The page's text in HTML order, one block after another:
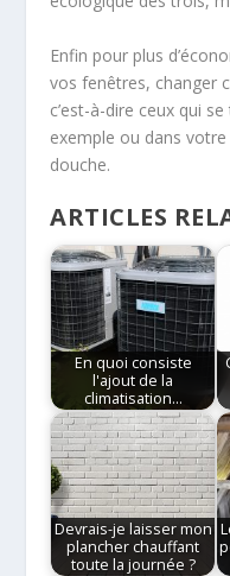
Enfin pour plus
vos fenêtres, changer
c’est-à-dire ceux qui
exemple ou dans
douche.
ARTICLES
En quoi consiste
l'ajout de la
climatisation…
Devrais-je laisser mon
plancher chauffant
toute la journée ?